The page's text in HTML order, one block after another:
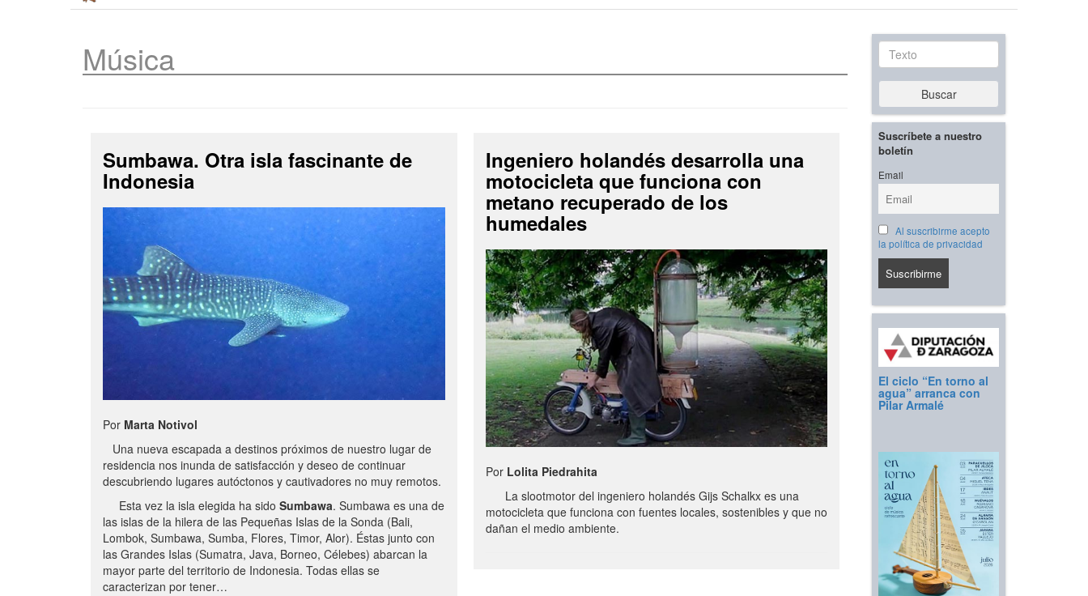
Música
Sumbawa. Otra isla fascinante de
Indonesia
Por Marta Notivol
Una nueva escapada a destinos próximos de nuestro lugar de
residencia nos inunda de satisfacción y deseo de continuar
descubriendo lugares autóctonos y cautivadores no muy remotos.
Esta vez la isla elegida ha sido Sumbawa. Sumbawa es una de
las islas de la hilera de las Pequeñas Islas de la Sonda (Bali,
Lombok, Sumbawa, Sumba, Flores, Timor, Alor). Éstas junto con
las Grandes Islas (Sumatra, Java, Borneo, Célebes) abarcan la
mayor parte del territorio de Indonesia. Todas ellas se
caracterizan por tener…
Ingeniero holandés desarrolla una
motocicleta que funciona con
metano recuperado de los
humedales
Por Lolita Piedrahita
La slootmotor del ingeniero holandés Gijs Schalkx es una
motocicleta que funciona con fuentes locales, sostenibles y que no
dañan el medio ambiente.
Texto
Buscar
Suscríbete a nuestro
boletín
Email
Al suscribirme acepto
la política de privacidad
El ciclo “En torno al
agua” arranca con
Pilar Armalé